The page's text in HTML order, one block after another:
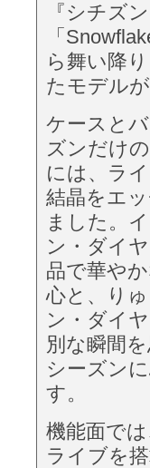
『シチズ
「
ら舞い降
たモデル
ケースと
ズンだけ
には、ラ
結晶をエ
ました。
ン・ダイ
品で華や
心と、り
ン・ダイ
別な瞬間
シーズン
す。
機能面で
ライブを